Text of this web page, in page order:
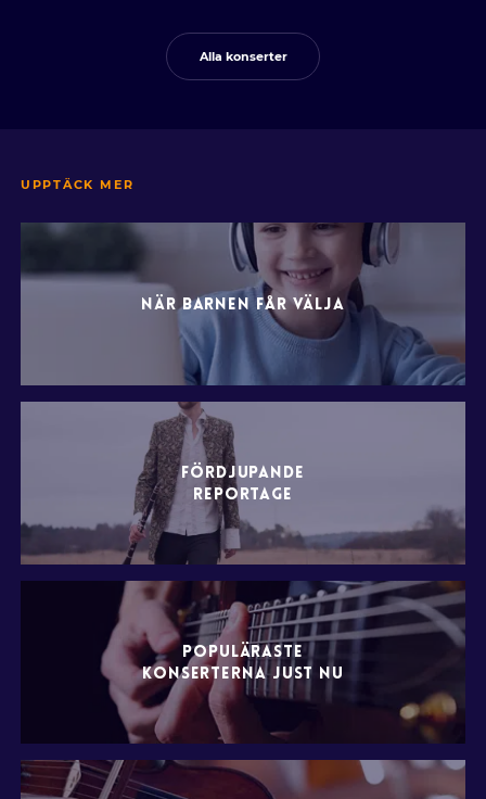
Alla konserter
UPPTÄCK MER
NÄR BARNEN FÅR VÄLJA
FÖRDJUPANDE
REPORTAGE
POPULÄRASTE
KONSERTERNA JUST NU